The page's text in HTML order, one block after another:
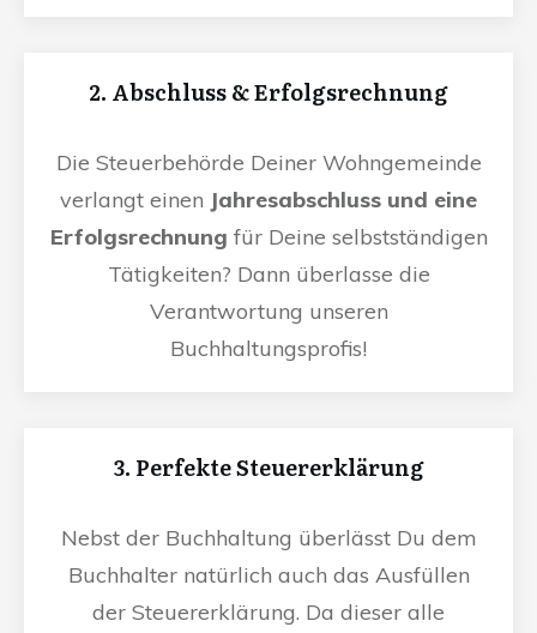
2. Abschluss & Erfolgsrechnung
Die Steuerbehörde Deiner Wohngemeinde
verlangt einen Jahresabschluss und eine
Erfolgsrechnung für Deine selbstständigen
Tätigkeiten? Dann überlasse die
Verantwortung unseren
Buchhaltungsprofis!
3. Perfekte Steuererklärung
Nebst der Buchhaltung überlässt Du dem
Buchhalter natürlich auch das Ausfüllen
der Steuererklärung. Da dieser alle